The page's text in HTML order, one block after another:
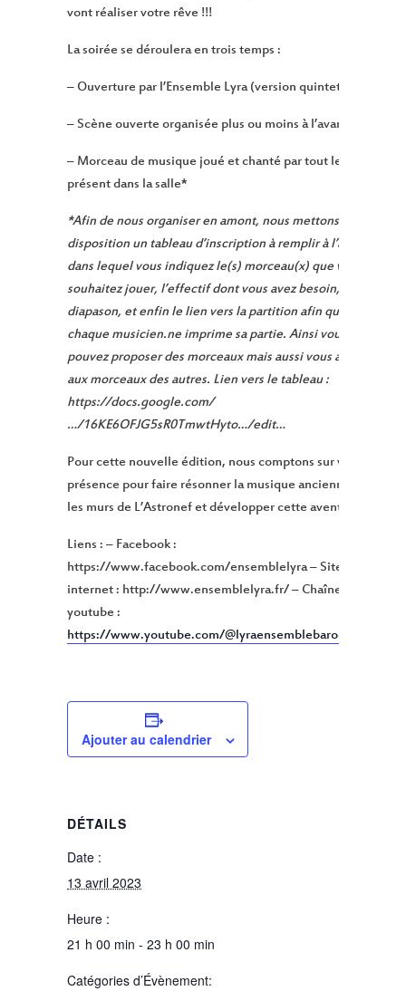
vont réaliser votre rêve !!!
La soirée se déroulera en trois temps :
– Ouverture par l’Ensemble Lyra (version quintet !)
– Scène ouverte organisée plus ou moins à l’avance*
– Morceau de musique joué et chanté par tout le monde
présent dans la salle*
*Afin de nous organiser en amont, nous mettons à
disposition un tableau d’inscription à remplir à l’avance,
dans lequel vous indiquez le(s) morceau(x) que vous
souhaitez jouer, l’effectif dont vous avez besoin, le
diapason, et enfin le lien vers la partition afin que
chaque musicien.ne imprime sa partie. Ainsi vous
pouvez proposer des morceaux mais aussi vous ajouter
aux morceaux des autres. Lien vers le tableau :
https://docs.google.com/
…/16KE6OFJG5sR0TmwtHyto…/edit…
Pour cette nouvelle édition, nous comptons sur votre
présence pour faire résonner la musique ancienne dans
les murs de L’Astronef et développer cette aventure !
Liens : – Facebook :
https://www.facebook.com/ensemblelyra – Site
internet : http://www.ensemblelyra.fr/ – Chaîne
youtube :
https://www.youtube.com/@lyraensemblebaroque6081
Ajouter au calendrier
DÉTAILS
Date :
13 avril 2023
Heure :
21 h 00 min - 23 h 00 min
Catégories d’Évènement: